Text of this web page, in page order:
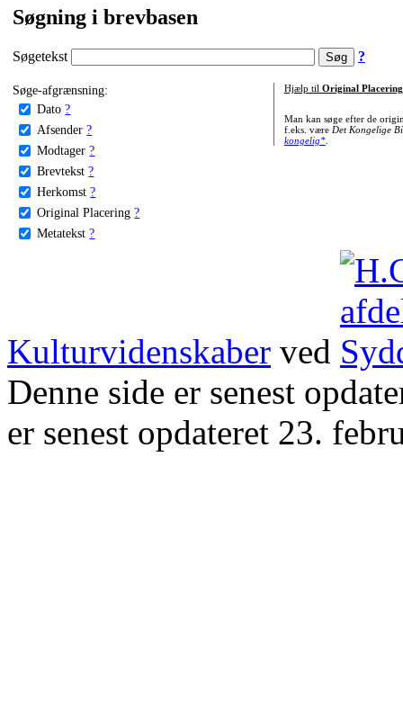
Søgning i brevbasen
Søgetekst ?
Søge-afgrænsning:
Dato ?
Afsender ?
Modtager ?
Brevtekst ?
Herkomst ?
Original Placering ?
Metatekst ?
Hjælp til Original Placering
Man kan søge efter de
f.eks. være Det Kongelige
kongelig*.
Kulturvidenskaber ved
Denne side er senest
er senest opdateret 23.